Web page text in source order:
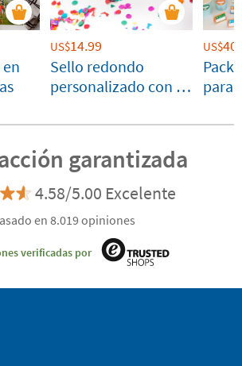
US$14.99
Sello redondo
personalizado con 4
US$
Pack
para
garantizada
4.58/5.00 Excelente
en 8.019 opiniones
verificadas por